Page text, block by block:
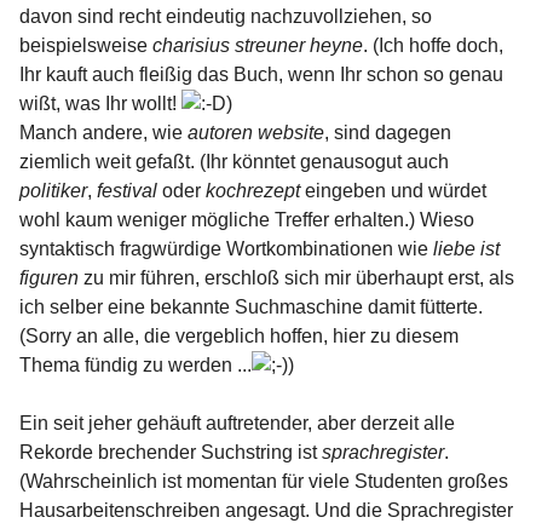
davon sind recht eindeutig nachzuvollziehen, so
beispielsweise charisius streuner heyne. (Ich hoffe doch,
Ihr kauft auch fleißig das Buch, wenn Ihr schon so genau
wißt, was Ihr wollt!
)
Manch andere, wie autoren website, sind dagegen
ziemlich weit gefaßt. (Ihr könntet genausogut auch
politiker, festival oder kochrezepteingeben und würdet
wohl kaum weniger mögliche Treffer erhalten.) Wieso
syntaktisch fragwürdige Wortkombinationen wie liebe ist
figuren zu mir führen, erschloß sich mir überhaupt erst, als
ich selber eine bekannte Suchmaschine damit fütterte.
(Sorry an alle, die vergeblich hoffen, hier zu diesem
Thema fündig zu werden ...
)
Ein seit jeher gehäuft auftretender, aber derzeit alle
Rekorde brechender Suchstring istsprachregister.
(Wahrscheinlich ist momentan für viele Studenten großes
Hausarbeitenschreiben angesagt. Und die Sprachregister